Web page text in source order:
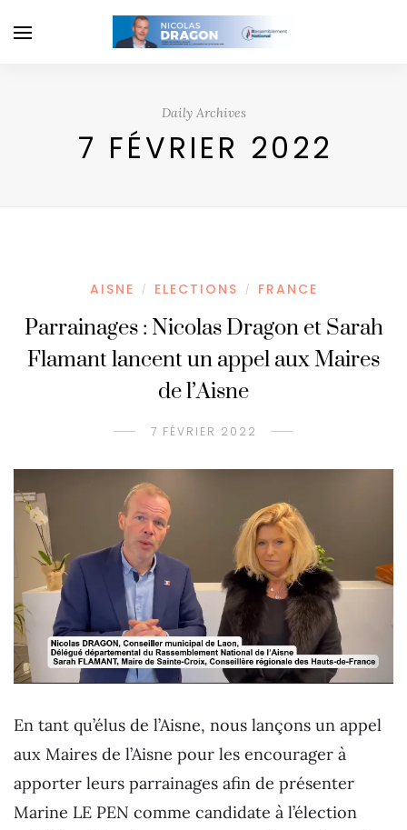
Daily Archives
7 FÉVRIER 2022
AISNE / ELECTIONS / FRANCE
Parrainages : Nicolas Dragon et Sarah
Flamant lancent un appel aux Maires
de l’Aisne
7 FÉVRIER 2022
En tant qu’élus de l’Aisne, nous lançons un appel
aux Maires de l’Aisne pour les encourager à
apporter leurs parrainages afin de présenter
Marine LE PEN comme candidate à l’élection